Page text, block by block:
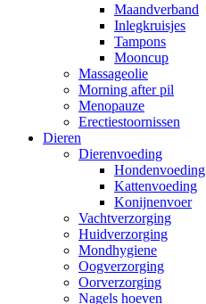
Maandverband
Inlegkruisjes
Tampons
Mooncup
Massageolie
Morning after pil
Menopauze
Erectiestoornissen
Dieren
Dierenvoeding
Hondenvoeding
Kattenvoeding
Konijnenvoer
Vachtverzorging
Huidverzorging
Mondhygiene
Oogverzorging
Oorverzorging
Nagels hoeven